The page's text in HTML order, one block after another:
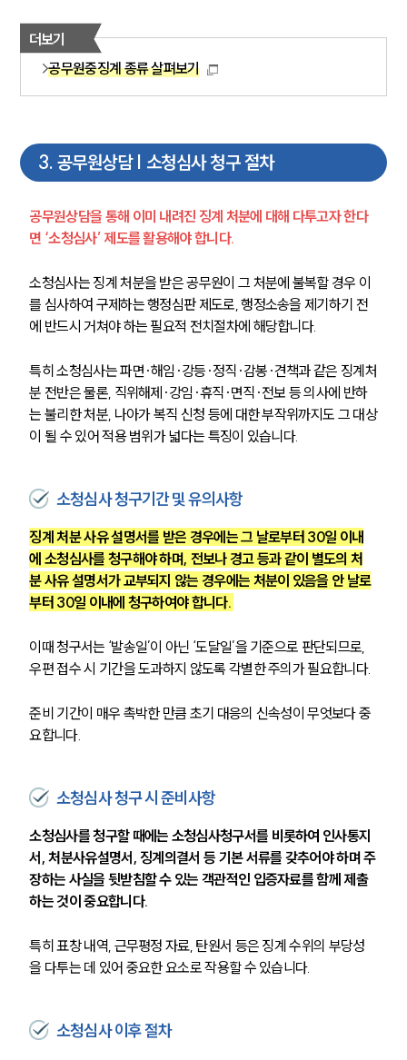
더보기
공무원중징계 종류 살펴보기
3. 공무원상담 | 소청심사 청구 절차
공무원상담을 통해 이미 내려진 징계 처분에 대해 다투고자 한다
면 ‘소청심사’ 제도를 활용해야 합니다.
소청심사는 징계 처분을 받은 공무원이 그 처분에 불복할 경우 이
를 심사하여 구제하는 행정심판 제도로, 행정소송을 제기하기 전
에 반드시 거쳐야 하는 필요적 전치절차에 해당합니다.
특히 소청심사는 파면·해임·강등·정직·감봉·견책과 같은 징계처
분 전반은 물론, 직위해제·강임·휴직·면직·전보 등 의사에 반하
는 불리한 처분, 나아가 복직 신청 등에 대한 부작위까지도 그 대상
이 될 수 있어 적용 범위가 넓다는 특징이 있습니다.
소청심사 청구기간 및 유의사항
징계 처분 사유 설명서를 받은 경우에는 그 날로부터 30일 이내
에 소청심사를 청구해야 하며, 전보나 경고 등과 같이 별도의 처
분 사유 설명서가 교부되지 않는 경우에는 처분이 있음을 안 날로
부터 30일 이내에 청구하여야 합니다.
이때 청구서는 ‘발송일’이 아닌 ‘도달일’을 기준으로 판단되므로,
우편 접수 시 기간을 도과하지 않도록 각별한 주의가 필요합니다.
준비 기간이 매우 촉박한 만큼 초기 대응의 신속성이 무엇보다 중
요합니다.
소청심사 청구 시 준비사항
소청심사를 청구할 때에는 소청심사청구서를 비롯하여 인사통지
서, 처분사유설명서, 징계의결서 등 기본 서류를 갖추어야 하며 주
장하는 사실을 뒷받침할 수 있는 객관적인 입증자료를 함께 제출
하는 것이 중요합니다.
특히 표창 내역, 근무평정 자료, 탄원서 등은 징계 수위의 부당성
을 다투는 데 있어 중요한 요소로 작용할 수 있습니다.
소청심사 이후 절차